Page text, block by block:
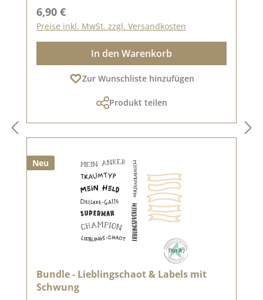
Regulärer Preis:
6,90 €
Preise inkl. MwSt. zzgl. Versandkosten
In den Warenkorb
Zur Wunschliste hinzufügen
Produkt teilen
Neu
Bundle - Lieblingschaot & Labels mit
Schwung